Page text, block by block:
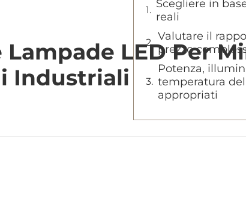
LED Per
Industriali
Scegliere in
reali
Valutare il
prezzo
Potenza,
temperatura
appropriati